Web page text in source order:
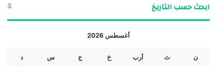
ابحث حسب التاريخ
أغسطس 2026
ن ث أرب خ ج س د